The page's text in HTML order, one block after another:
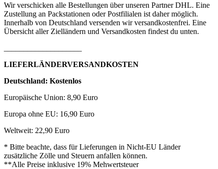
Wir verschicken alle Bestellungen über unseren Partner DHL. Eine
Zustellung an Packstationen oder Postfilialen ist daher möglich.
Innerhalb von Deutschland versenden wir versandkostenfrei. Eine
Übersicht aller Zielländern und Versandkosten findest du unten.
LIEFERLÄNDERVERSANDKOSTEN
Deutschland: Kostenlos
Europäische Union: 8,90 Euro
Europa ohne EU: 16,90 Euro
Weltweit: 22,90 Euro
* Bitte beachte, dass für Lieferungen in Nicht-EU Länder
zusätzliche Zölle und Steuern anfallen können.
**Alle Preise inklusive 19% Mehwertsteuer